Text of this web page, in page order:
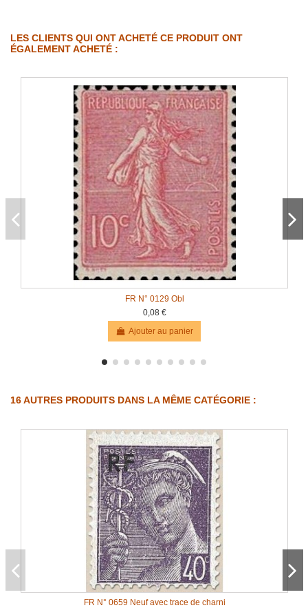
LES CLIENTS QUI ONT ACHETÉ CE PRODUIT ONT
ÉGALEMENT ACHETÉ :
FR N° 0129 Obl
0,08 €
Ajouter au panier
16 AUTRES PRODUITS DANS LA MÊME CATÉGORIE :
FR N° 0659 Neuf avec trace de charni